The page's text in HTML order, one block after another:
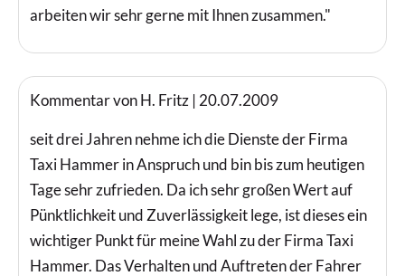
arbeiten wir sehr gerne mit Ihnen zusammen."
Kommentar von H. Fritz | 20.07.2009
seit drei Jahren nehme ich die Dienste der Firma
Taxi Hammer in Anspruch und bin bis zum heutigen
Tage sehr zufrieden. Da ich sehr großen Wert auf
Pünktlichkeit und Zuverlässigkeit lege, ist dieses ein
wichtiger Punkt für meine Wahl zu der Firma Taxi
Hammer. Das Verhalten und Auftreten der Fahrer